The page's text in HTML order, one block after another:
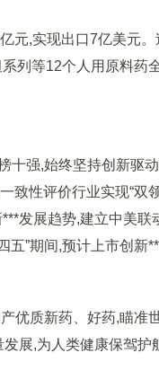
,实现出口7亿美元。
列等12个人用原料药
强,始终坚持创新驱
致性评价行业实现“双
发展趋势,建立中美联
五”期间,预计上市创新
质新药、好药,瞄准
展,为人类健康保驾护